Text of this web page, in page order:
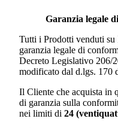
Garanzia legale
Tutti i Prodotti venduti su
garanzia legale di
Decreto Legislativo 206/
modificato dal d.lgs. 170
Il Cliente che acquista in
di garanzia sulla
nei limiti di 24